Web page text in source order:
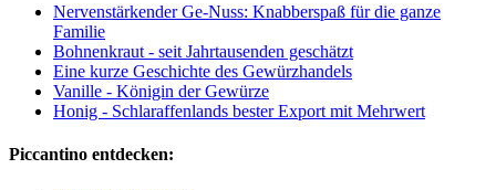
Nervenstärkender Ge-Nuss: Knabberspaß für die ganze
Familie
Bohnenkraut - seit Jahrtausenden geschätzt
Eine kurze Geschichte des Gewürzhandels
Vanille - Königin der Gewürze
Honig - Schlaraffenlands bester Export mit Mehrwert
Piccantino entdecken: